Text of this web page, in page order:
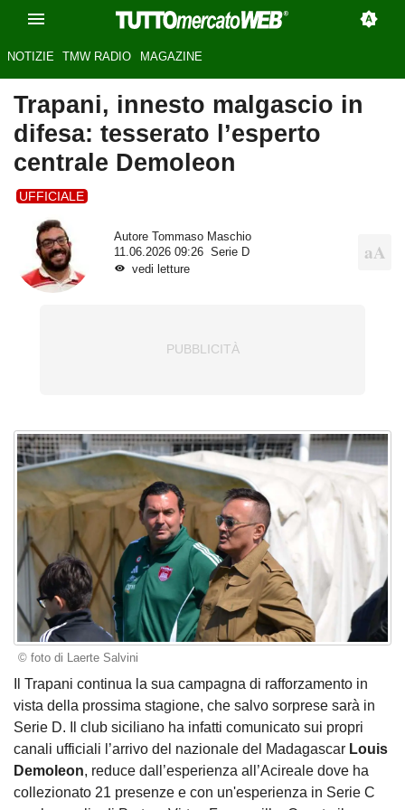
NOTIZIE TMW RADIO MAGAZINE
Trapani, innesto malgascio in
difesa: tesserato l’esperto
centrale Demoleon
UFFICIALE
Autore
Tommaso Maschio
11.06.2026 09:26
Serie D
vedi letture
© foto di Laerte Salvini
Il Trapani continua la sua campagna di rafforzamento in
vista della prossima stagione, che salvo sorprese sarà in
Serie D. Il club siciliano ha infatti comunicato sui propri
canali ufficiali l’arrivo del nazionale del Madagascar Louis
Demoleon, reduce dall’esperienza all’Acireale dove ha
collezionato 21 presenze e con un'esperienza in Serie C